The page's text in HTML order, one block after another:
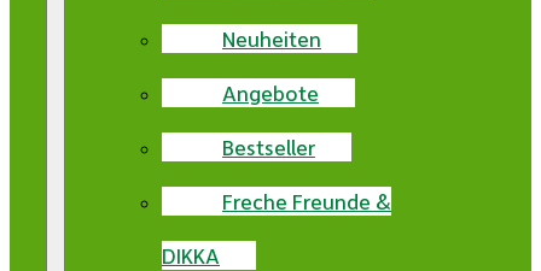
Neuheiten
Angebote
Bestseller
Freche Freunde &
DIKKA